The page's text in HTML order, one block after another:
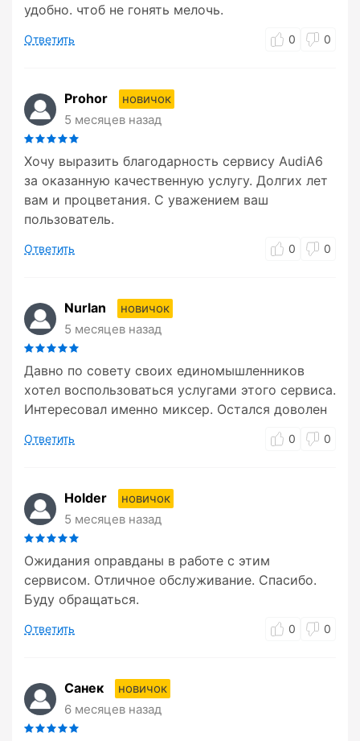
удобно. чтоб не гонять мелочь.
Ответить 0 0
Prohor
новичок
5 месяцев назад
Хочу выразить благодарность сервису AudiA6
за оказанную качественную услугу. Долгих лет
вам и процветания. С уважением ваш
пользователь.
Ответить 0 0
Nurlan
новичок
5 месяцев назад
Давно по совету своих единомышленников
хотел воспользоваться услугами этого сервиса.
Интересовал именно миксер. Остался доволен
Ответить 0 0
Holder
новичок
5 месяцев назад
Ожидания оправданы в работе с этим
сервисом. Отличное обслуживание. Спасибо.
Буду обращаться.
Ответить 0 0
Санек
новичок
6 месяцев назад